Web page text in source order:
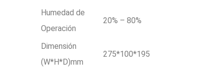
Humedad de
Operación
20% – 80%
Dimensión
(W*H*D)mm
275*100*195